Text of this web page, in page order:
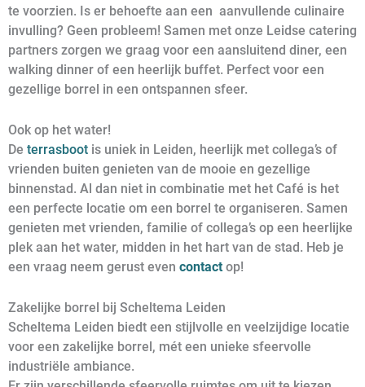
te voorzien. Is er behoefte aan een aanvullende culinaire
invulling? Geen probleem! Samen met onze Leidse catering
partners zorgen we graag voor een aansluitend diner, een
walking dinner of een heerlijk buffet. Perfect voor een
gezellige borrel in een ontspannen sfeer.
Ook op het water!
De terrasboot is uniek in Leiden, heerlijk met collega’s of
vrienden buiten genieten van de mooie en gezellige
binnenstad. Al dan niet in combinatie met het Café is het
een perfecte locatie om een borrel te organiseren. Samen
genieten met vrienden, familie of collega’s op een heerlijke
plek aan het water, midden in het hart van de stad. Heb je
een vraag neem gerust even contact op!
Zakelijke borrel bij Scheltema Leiden
Scheltema Leiden biedt een stijlvolle en veelzijdige locatie
voor een zakelijke borrel, mét een unieke sfeervolle
industriële ambiance.